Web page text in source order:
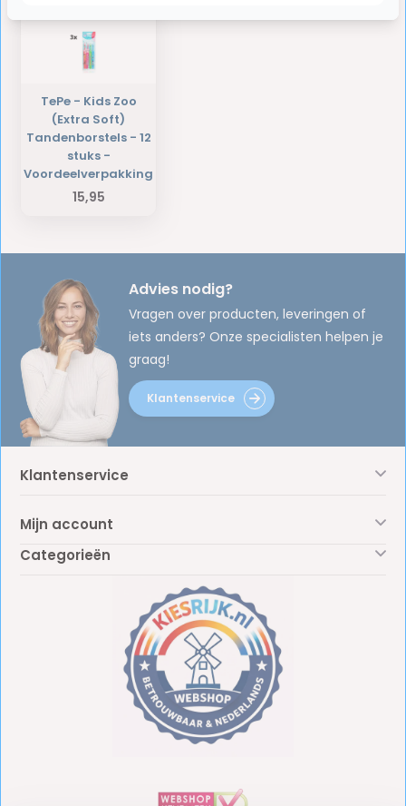
TePe - Kids Zoo
(Extra Soft)
Tandenborstels - 12
stuks -
Voordeelverpakking
15,95
Advies nodig?
Vragen over producten, leveringen of
iets anders? Onze specialisten helpen je
graag!
Klantenservice
Klantenservice
Mijn account
Categorieën